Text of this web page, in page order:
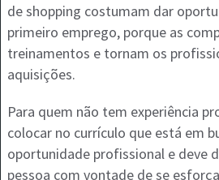
de shopping costumam dar
primeiro emprego, porque as
treinamentos e tornam os
aquisições.
Para quem não tem experiência
colocar no currículo que está em
oportunidade profissional e deve
pessoa com vontade de se